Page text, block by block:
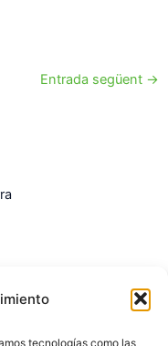
tecnologías como las
Entrada següent →